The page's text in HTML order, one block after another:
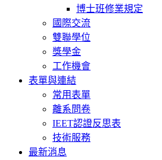
博士班修業規定
國際交流
雙聯學位
獎學金
工作機會
表單與連結
常用表單
離系問卷
IEET認證反思表
技術服務
最新消息